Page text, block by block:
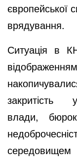
європейської
врядування.
Ситуація в
закритість
влади,